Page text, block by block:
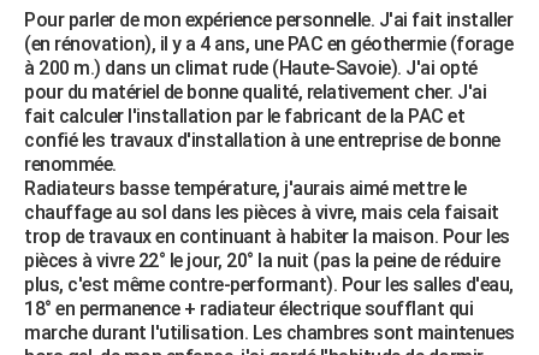
Pour parler de mon expérience personnelle. J'ai fait installer
(en rénovation), il y a 4 ans, une PAC en géothermie (forage
à 200 m.) dans un climat rude (Haute-Savoie). J'ai opté
pour du matériel de bonne qualité, relativement cher. J'ai
fait calculer l'installation par le fabricant de la PAC et
confié les travaux d'installation à une entreprise de bonne
renommée.
Radiateurs basse température, j'aurais aimé mettre le
chauffage au sol dans les pièces à vivre, mais cela faisait
trop de travaux en continuant à habiter la maison. Pour les
pièces à vivre 22° le jour, 20° la nuit (pas la peine de réduire
plus, c'est même contre-performant). Pour les salles d'eau,
18° en permanence + radiateur électrique soufflant qui
marche durant l'utilisation. Les chambres sont maintenues